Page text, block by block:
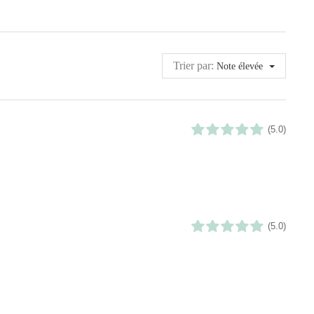
Trier par: Note élevée
(5.0)
(5.0)